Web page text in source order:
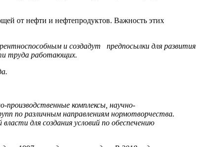
от нефти и нефтепродуктов. Важность этих
и создадут предпосылки для развития
труда работающих.
комплексы, научно-
по различным направлениям нормотворчества.
для создания условий по обеспечению